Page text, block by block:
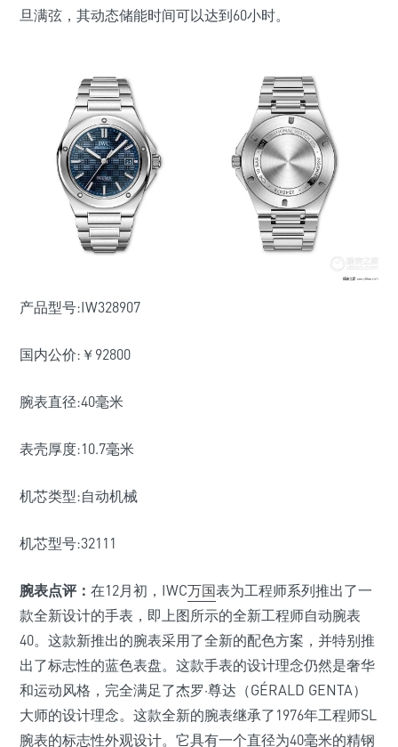
旦满弦，其动态储能时间可以达到60小时。
产品型号:IW328907
国内公价:￥92800
腕表直径:40毫米
表壳厚度:10.7毫米
机芯类型:自动机械
机芯型号:32111
腕表点评： 在12月初，IWC万国表为工程师系列推出了一
款全新设计的手表，即上图所示的全新工程师自动腕表
40。这款新推出的腕表采用了全新的配色方案，并特别推
出了标志性的蓝色表盘。这款手表的设计理念仍然是奢华
和运动风格，完全满足了杰罗·尊达（GÉRALD GENTA）
大师的设计理念。这款全新的腕表继承了1976年工程师SL
腕表的标志性外观设计。它具有一个直径为40毫米的精钢